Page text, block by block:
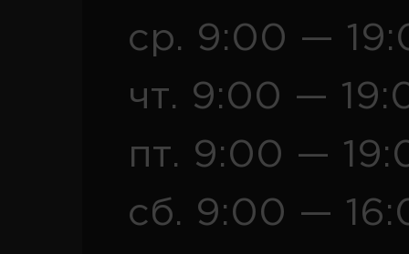
ср. 9:00 —
чт. 9:00 —
пт. 9:00 —
сб. 9:00 —